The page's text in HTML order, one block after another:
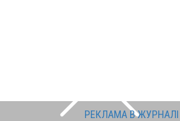
РЕКЛАМА В ЖУРНАЛІ